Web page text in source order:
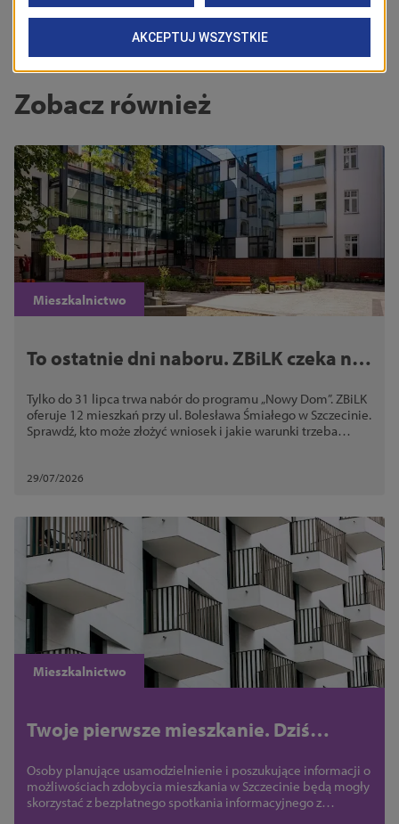
Zobacz również
Mieszkalnictwo
To ostatnie dni naboru. ZBiLK czeka na
centrum Szczecina
Tylko do 31 lipca trwa nabór do programu „Nowy Dom”. ZBiLK
oferuje 12 mieszkań przy ul. Bolesława Śmiałego w Szczecinie.
Sprawdź, kto może złożyć wniosek i jakie warunki trzeba
29/07/2026
Mieszkalnictwo
Twoje pierwsze mieszkanie. Dziś
Osoby planujące usamodzielnienie i poszukujące informacji o
możliwościach zdobycia mieszkania w Szczecinie będą mogły
skorzystać z bezpłatnego spotkania informacyjnego z